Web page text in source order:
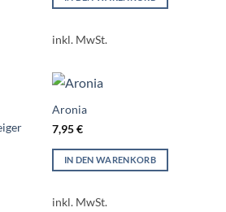
inkl. MwSt.
Aronia
7,95€
IN DEN WARENKORB
inkl. MwSt.